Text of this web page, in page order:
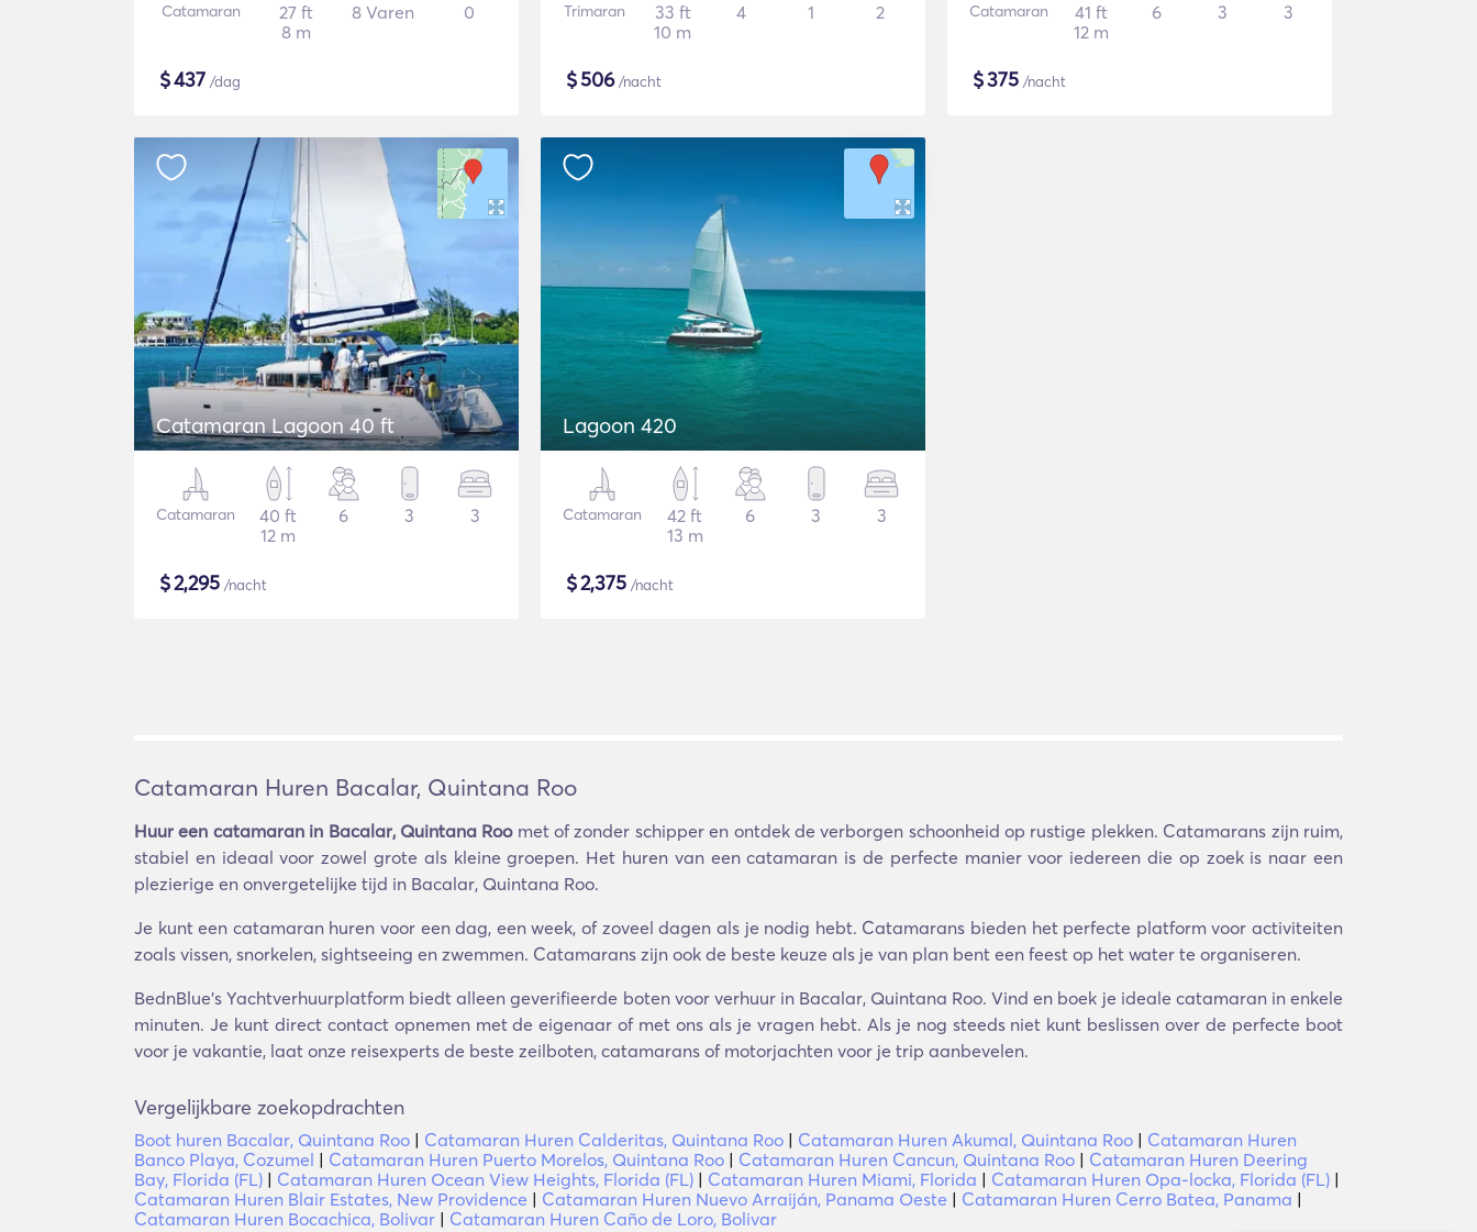
Catamaran
27 ft
8 m
8 Varen 0
$437 /dag
Trimaran
33 ft
10 m
4 1 2
$506/nacht
Catamaran
41 ft
12 m
6 3 3
$375 /nacht
Catamaran Lagoon 40 ft
Catamaran
40 ft
12 m
6 3 3
$2,295 /nacht
Lagoon 420
Catamaran
42 ft
13 m
6 3 3
$2,375 /nacht
Catamaran Huren Bacalar, Quintana Roo
Huur een catamaran in Bacalar, Quintana Roomet of zonder schipper en ontdek de verborgen schoonheid op rustige plekken. Catamarans zijn ruim,
stabiel en ideaal voor zowel grote als kleine groepen. Het huren van een catamaran is de perfecte manier voor iedereen die op zoek is naar een
plezierige en onvergetelijke tijd in Bacalar, Quintana Roo.
Je kunt een catamaran huren voor een dag, een week, of zoveel dagen als je nodig hebt. Catamarans bieden het perfecte platform voor activiteiten
zoals vissen, snorkelen, sightseeing en zwemmen. Catamarans zijn ook de beste keuze als je van plan bent een feest op het water te organiseren.
BednBlue's Yachtverhuurplatform biedt alleen geverifieerde boten voor verhuur in Bacalar, Quintana Roo. Vind en boek je ideale catamaran in enkele
minuten. Je kunt direct contact opnemen met de eigenaar of met ons als je vragen hebt. Als je nog steeds niet kunt beslissen over de perfecte boot
voor je vakantie, laat onze reisexperts de beste zeilboten, catamarans of motorjachten voor je trip aanbevelen.
Vergelijkbare zoekopdrachten
Boot huren Bacalar, Quintana Roo | Catamaran Huren Calderitas, Quintana Roo | Catamaran Huren Akumal, Quintana Roo | Catamaran Huren
Banco Playa, Cozumel | Catamaran Huren Puerto Morelos, Quintana Roo | Catamaran Huren Cancun, Quintana Roo | Catamaran Huren Deering
Bay, Florida (FL) | Catamaran Huren Ocean View Heights, Florida (FL) | Catamaran Huren Miami, Florida | Catamaran Huren Opa-locka, Florida (FL) |
Catamaran Huren Blair Estates, New Providence | Catamaran Huren Nuevo Arraiján, Panama Oeste | Catamaran Huren Cerro Batea, Panama |
Catamaran Huren Bocachica, Bolivar | Catamaran Huren Caño de Loro, Bolivar